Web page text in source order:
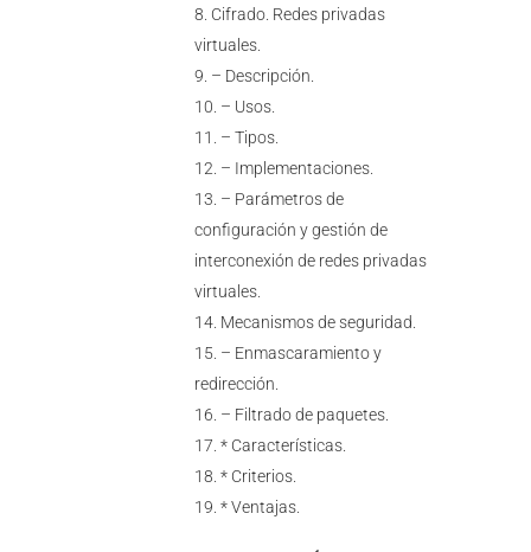
Cifrado. Redes privadas
virtuales.
– Descripción.
– Usos.
– Tipos.
– Implementaciones.
– Parámetros de
configuración y gestión de
interconexión de redes privadas
virtuales.
Mecanismos de seguridad.
– Enmascaramiento y
redirección.
– Filtrado de paquetes.
* Características.
* Criterios.
* Ventajas.